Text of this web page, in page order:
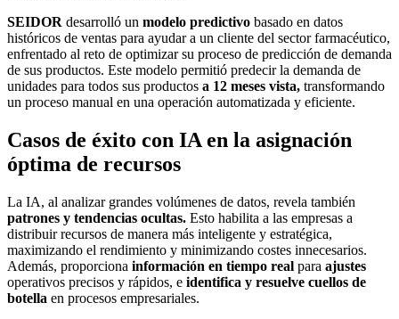
SEIDOR desarrolló un modelo predictivo basado en datos
históricos de ventas para ayudar a un cliente del sector farmacéutico,
enfrentado al reto de optimizar su proceso de predicción de demanda
de sus productos. Este modelo permitió predecir la demanda de
unidades para todos sus productos a 12 meses vista, transformando
un proceso manual en una operación automatizada y eficiente.
Casos de éxito con IA en la asignación
óptima de recursos
La IA, al analizar grandes volúmenes de datos, revela también
patrones y tendencias ocultas. Esto habilita a las empresas a
distribuir recursos de manera más inteligente y estratégica,
maximizando el rendimiento y minimizando costes innecesarios.
Además, proporciona información en tiempo real para ajustes
operativos precisos y rápidos, e identifica y resuelve cuellos de
botella en procesos empresariales.